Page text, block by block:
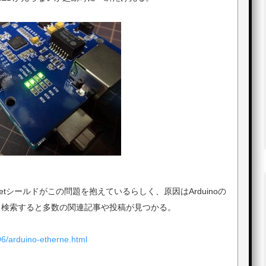
ールドがこの問題を抱えているらしく、原因はArduinoの
索すると多数の関連記事や投稿が見つかる。
arduino-etherne.html